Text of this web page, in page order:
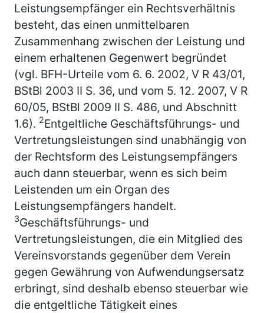
Leistungsempfänger ein Rechtsverhältnis
besteht, das einen unmittelbaren
Zusammenhang zwischen der Leistung und
einem erhaltenen Gegenwert begründet
(vgl. BFH-Urteile vom 6. 6. 2002, V R 43/01,
BStBl 2003 II S. 36, und vom 5. 12. 2007, V R
60/05, BStBl 2009 II S. 486, und Abschnitt
1.6). 2Entgeltliche Geschäftsführungs- und
Vertretungsleistungen sind unabhängig von
der Rechtsform des Leistungsempfängers
auch dann steuerbar, wenn es sich beim
Leistenden um ein Organ des
Leistungsempfängers handelt.
3Geschäftsführungs- und
Vertretungsleistungen, die ein Mitglied des
Vereinsvorstands gegenüber dem Verein
gegen Gewährung von Aufwendungsersatz
erbringt, sind deshalb ebenso steuerbar wie
die entgeltliche Tätigkeit eines